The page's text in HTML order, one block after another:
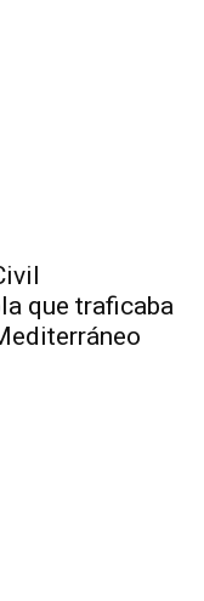
que traficaba